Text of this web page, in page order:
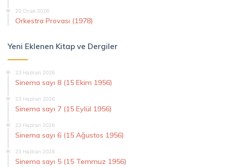
20 Ocak 2026
Orkestra Provası (1978)
Yeni Eklenen Kitap ve Dergiler
23 Haziran 2026
Sinema sayı 8 (15 Ekim 1956)
23 Haziran 2026
Sinema sayı 7 (15 Eylül 1956)
23 Haziran 2026
Sinema sayı 6 (15 Ağustos 1956)
23 Haziran 2026
Sinema sayı 5 (15 Temmuz 1956)